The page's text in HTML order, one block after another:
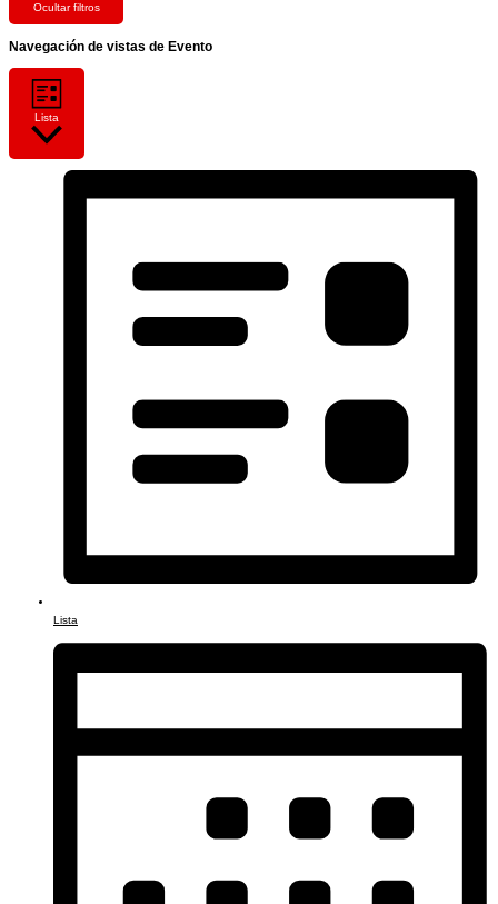
Ocultar filtros
Navegación de vistas de Evento
Lista
Lista